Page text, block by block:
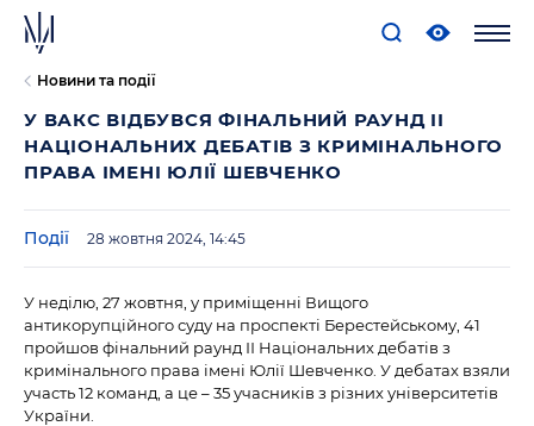
Новини та події
У ВАКС ВІДБУВСЯ ФІНАЛЬНИЙ РАУНД ІІ
НАЦІОНАЛЬНИХ ДЕБАТІВ З КРИМІНАЛЬНОГО
ПРАВА ІМЕНІ ЮЛІЇ ШЕВЧЕНКО
Події 28 жовтня 2024, 14:45
У неділю, 27 жовтня, у приміщенні Вищого
антикорупційного суду на проспекті Берестейському, 41
пройшов фінальний раунд ІІ Національних дебатів з
кримінального права імені Юлії Шевченко. У дебатах взяли
участь 12 команд, а це – 35 учасників з різних університетів
України.